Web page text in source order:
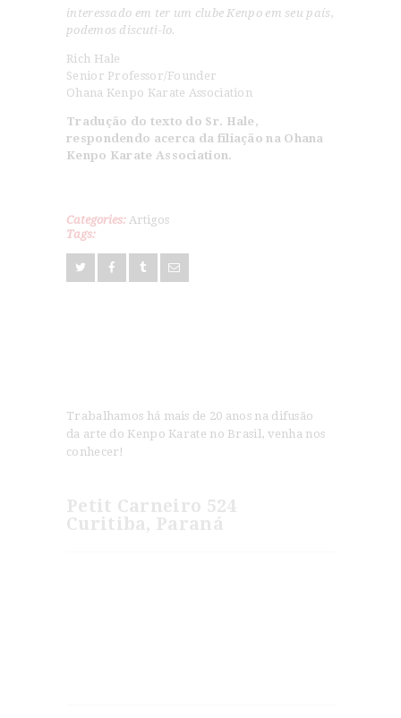
interessado em ter um clube Kenpo em seu país,
podemos discuti-lo.
Rich Hale
Senior Professor/Founder
Ohana Kenpo Karate Association
Tradução do texto do Sr. Hale,
respondendo acerca da filiação na Ohana
Kenpo Karate Association.
Categories: Artigos
Tags:
Trabalhamos há mais de 20 anos na difusão
da arte do Kenpo Karate no Brasil, venha nos
conhecer!
Petit Carneiro 524
Curitiba, Paraná